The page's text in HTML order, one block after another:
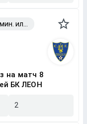
на матч 8
БК ЛЕОН
2